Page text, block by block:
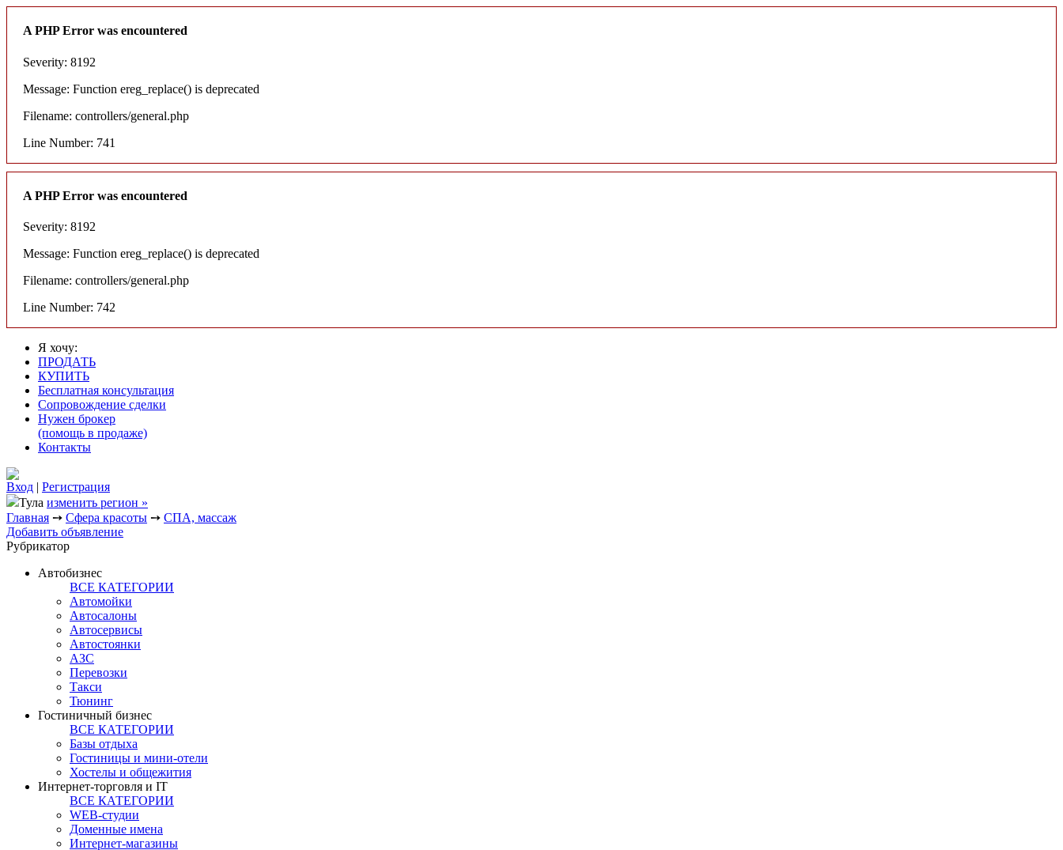
A PHP Error was encountered
Severity: 8192
Message: Function ereg_replace() is deprecated
Filename: controllers/general.php
Line Number: 741
A PHP Error was encountered
Severity: 8192
Message: Function ereg_replace() is deprecated
Filename: controllers/general.php
Line Number: 742
Я хочу:
ПРОДАТЬ
КУПИТЬ
Бесплатная консультация
Сопровождение сделки
Нужен брокер
(помощь в продаже)
Контакты
Вход | Регистрация
Тула изменить регион »
Главная ➙ Сфера красоты ➙ СПА, массаж
Добавить объявление
Рубрикатор
Автобизнес
ВСЕ КАТЕГОРИИ
Автомойки
Автосалоны
Автосервисы
Автостоянки
АЗС
Перевозки
Такси
Тюнинг
Гостиничный бизнес
ВСЕ КАТЕГОРИИ
Базы отдыха
Гостиницы и мини-отели
Хостелы и общежития
Интернет-торговля и IT
ВСЕ КАТЕГОРИИ
WEB-студии
Доменные имена
Интернет-магазины